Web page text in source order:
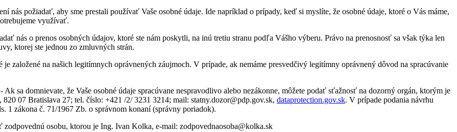
nás požiadať, aby sme prestali používať Vaše osobné údaje. Ide napríklad o prípady, keď si myslíte, že osobné údaje, ktoré o Vás máme,
využívať.
nás o prenos osobných údajov, ktoré ste nám poskytli, na inú tretiu stranu podľa Vášho výberu. Právo na prenosnosť sa však týka len
ktorej ste jednou zo zmluvných strán.
založené na našich legitímnych oprávnených záujmoch. V prípade, ak nemáme presvedčivý legitímny oprávnený dôvod na spracúvanie
Ak sa domnievate, že Vaše osobné údaje spracúvane nespravodlivo alebo nezákonne, môžete podať sťažnosť na dozorný orgán, ktorým je
07 Bratislava 27; tel. číslo: +421 /2/ 3231 3214; mail: statny.dozor@pdp.gov.sk, dataprotection.gov.sk. V prípade podania návrhu
1 zákona č. 71/1967 Zb. o správnom konaní (správny poriadok).
osobu, ktorou je Ing. Ivan Kolka, e-mail: zodpovednaosoba@kolka.sk